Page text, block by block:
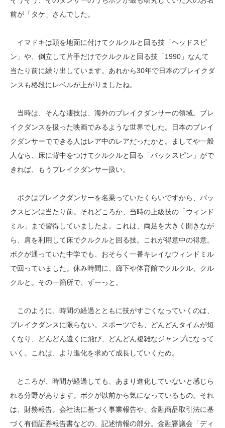
前が「タケ」さんでした。
イマドキは頭を地面に付けてクルクルと回る技「ヘッドスピ
ン」や、倒立して片手だけでクルクルと回る技「1990」なんて
当たり前に繰り出しています。あれから30年で日本のブレイクダ
ンスも格段にレベルが上がりましたね。
当時は、そんな凄技は、海外のブレイクダンサーの領域。ブレ
イクダンスを扱った映画でみるような世界でした。日本のブレイ
クダンサーでできる人はレア中のレアだったかと。ましてや一般
人なら、床に背中をつけてクルクルと回る「バックスピン」がで
きれば、もうブレイクダンサー扱い。
ボクはブレイクダンサーを名乗っていたくらいですから、バッ
クスピンは当たり前。それどころか、当時の上級技の「ウィンド
ミル」まで習得していましたよ。これは、両足を大きく開きなが
ら、肩を利用して床でクルクルと回る技。これが得意中の得意。
ボクが通っていた中学でも、おそらく一番キレイなウィンドミル
で回っていました。休み時間に、廊下や体育館でクルクル、クル
クルと。その一箇所で、ずーっと。
このように、時間の経過とともに技がすごくなっていくのは、
ブレイクダンスに限らない。スポーツでも、どんどんタイムが短
くなり、どんどん遠くに飛び、どんどん複雑なジャンプになって
いく。これは、より進化を求めて成長していくため。
ところが、時間が経過しても、あまり進化していないと感じら
れる分野があります。ボクが以前から気になっているもの。それ
は、財務報告。会社法に基づく事業報告や、金融商品取引法に基
づく有価証券報告書などの、記述情報の部分。金融審議会「ディ